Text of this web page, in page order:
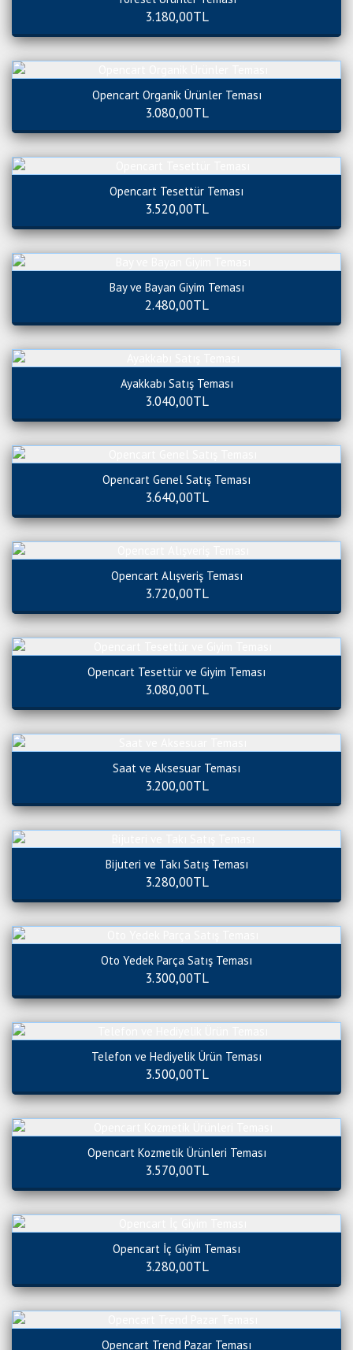
3.180,00TL
Opencart Organik Ürünler Teması
3.080,00TL
Opencart Tesettür Teması
3.520,00TL
Bay ve Bayan Giyim Teması
2.480,00TL
Ayakkabı Satış Teması
3.040,00TL
Opencart Genel Satış Teması
3.640,00TL
Opencart Alışveriş Teması
3.720,00TL
Opencart Tesettür ve Giyim Teması
3.080,00TL
Saat ve Aksesuar Teması
3.200,00TL
Bijuteri ve Takı Satış Teması
3.280,00TL
Oto Yedek Parça Satış Teması
3.300,00TL
Telefon ve Hediyelik Ürün Teması
3.500,00TL
Opencart Kozmetik Ürünleri Teması
3.570,00TL
Opencart İç Giyim Teması
3.280,00TL
Opencart Trend Pazar Teması